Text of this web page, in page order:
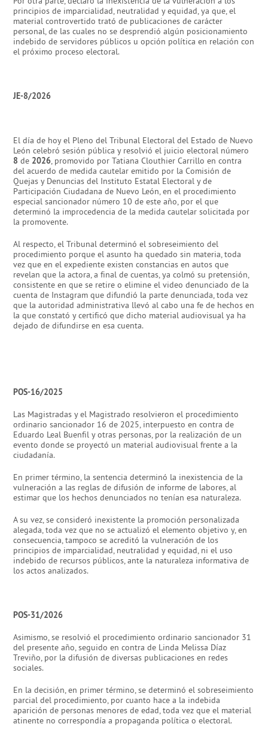
principios de imparcialidad, neutralidad y equidad, ya que, el
material controvertido trató de publicaciones de carácter
personal, de las cuales no se desprendió algún posicionamiento
indebido de servidores públicos u opción política en relación con
el próximo proceso electoral.
JE-8/2026
El día de hoy el Pleno del Tribunal Electoral del Estado de Nuevo
León celebró sesión pública y resolvió el juicio electoral número
8de 2026, promovido por Tatiana Clouthier Carrillo en contra
del acuerdo de medida cautelar emitido por la Comisión de
Quejas y Denuncias del Instituto Estatal Electoral y de
Participación Ciudadana de Nuevo León, en el procedimiento
especial sancionador número 10 de este año, por el que
determinó la improcedencia de la medida cautelar solicitada por
la promovente.
Al respecto, el Tribunal determinó el sobreseimiento del
procedimiento porque el asunto ha quedado sin materia, toda
vez que en el expediente existen constancias en autos que
revelan que la actora, a final de cuentas, ya colmó su pretensión,
consistente en que se retire o elimine el video denunciado de la
cuenta de Instagram que difundió la parte denunciada, toda vez
que la autoridad administrativa llevó al cabo una fe de hechos en
la que constató y certificó que dicho material audiovisual ya ha
dejado de difundirse en esa cuenta.
POS-16/2025
Las Magistradas y el Magistrado resolvieron el procedimiento
ordinario sancionador 16 de 2025, interpuesto en contra de
Eduardo Leal Buenfil y otras personas, por la realización de un
evento donde se proyectó un material audiovisual frente a la
ciudadanía.
En primer término, la sentencia determinó la inexistencia de la
vulneración a las reglas de difusión de informe de labores, al
estimar que los hechos denunciados no tenían esa naturaleza.
A su vez, se consideró inexistente la promoción personalizada
alegada, toda vez que no se actualizó el elemento objetivo y, en
consecuencia, tampoco se acreditó la vulneración de los
principios de imparcialidad, neutralidad y equidad, ni el uso
indebido de recursos públicos, ante la naturaleza informativa de
los actos analizados.
POS-31/2026
Asimismo, se resolvió el procedimiento ordinario sancionador 31
del presente año, seguido en contra de Linda Melissa Díaz
Treviño, por la difusión de diversas publicaciones en redes
sociales.
En la decisión, en primer término, se determinó el sobreseimiento
parcial del procedimiento, por cuanto hace a la indebida
aparición de personas menores de edad, toda vez que el material
atinente no correspondía a propaganda política o electoral.